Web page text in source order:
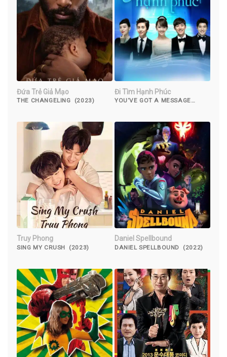
Đứa Trẻ Giả Mạo
THE CHANGELING (2023)
Đi Tìm Hạnh Phúc
YOU‘VE GOT A MESSAGE
Truy Phong
SING MY CRUSH (2023)
Daniel Spellbound
DANIEL SPELLBOUND (2022)